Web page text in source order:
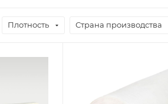
Плотность Страна производства